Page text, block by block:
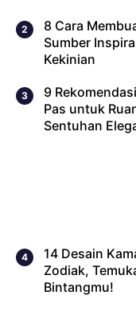
8 Cara
Sumber
Kekinian
9
Pas untuk
Sentuhan
14 Desain
Zodiak,
Bintangmu!